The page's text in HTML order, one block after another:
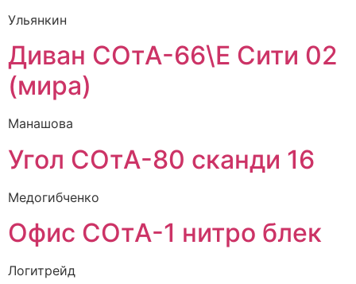
Ульянкин
Диван СОтА-66\Е Сити 02
(мира)
Манашова
Угол СОтА-80 сканди 16
Медогибченко
Офис СОтА-1 нитро блек
Логитрейд